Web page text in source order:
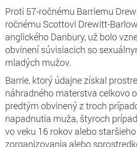
Proti 57-ročnému Barriemu
ročnému Scottovi Drewitt-
anglického Danbury, už bolo
obvinení súvisiacich so
mladých mužov.
Barrie, ktorý údajne získal
náhradného materstva celkovo
predtým obvinený z troch
napadnutia muža, štyroch
vo veku 16 rokov alebo
zorganizovania alebo